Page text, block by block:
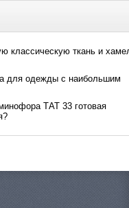
классическую ткань и
для одежды с наибольшим
ТАТ 33 готовая